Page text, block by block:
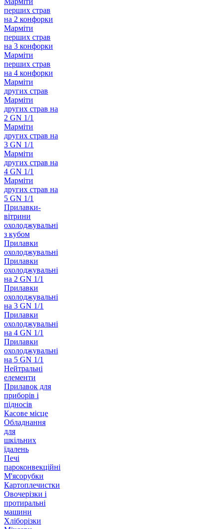
перших страв
на 2 конфорки
Марміти
перших страв
на 3 конфорки
Марміти
перших страв
на 4 конфорки
Марміти
других страв
Марміти
других страв на
2 GN 1/1
Марміти
других страв на
3 GN 1/1
Марміти
других страв на
4 GN 1/1
Марміти
других страв на
5 GN 1/1
Прилавки-
вітрини
охолоджувальні
з кубом
Прилавки
охолоджувальні
Прилавки
охолоджувальні
на 2 GN 1/1
Прилавки
охолоджувальні
на 3 GN 1/1
Прилавки
охолоджувальні
на 4 GN 1/1
Прилавки
охолоджувальні
на 5 GN 1/1
Нейтральні
елементи
Прилавок для
приборів і
підносів
Касове місце
Обладнання
для
шкільних
їдалень
Печі
пароконвекційні
М'ясорубки
Картоплечистки
Овочерізки і
протиральні
машини
Хліборізки